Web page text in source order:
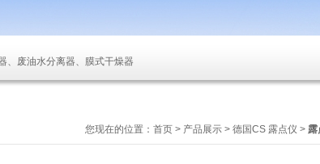
、废油水分离器、膜式干燥器
您现在的位置： 首页 > 产品展示 > 德国CS 露点仪 > 露